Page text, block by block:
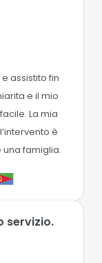
assistito fin
e il mio
La mia
è
famiglia.
servizio.